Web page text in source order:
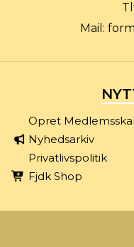
Mail:
Opret
Nyhedsarkiv
Privatlivspolitik
Fjdk Shop